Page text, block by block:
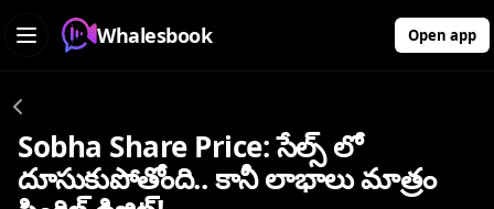
Whalesbook Open app
Sobha Share Price: సేల్స్ లో
దూసుకుపోతోంది.. కానీ లాభాలు మాత్రం